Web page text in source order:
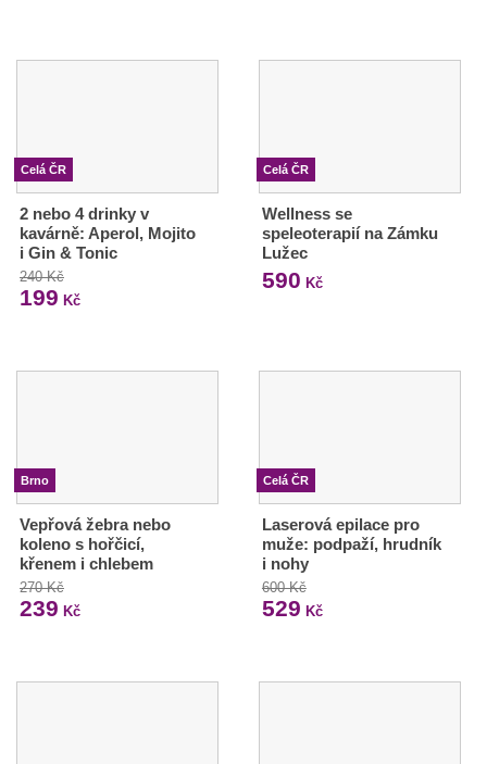
Celá ČR
2 nebo 4 drinky v
kavárně: Aperol, Mojito
i Gin & Tonic
240 Kč
199 Kč
Celá ČR
Wellness se
speleoterapií na Zámku
Lužec
590 Kč
Brno
Vepřová žebra nebo
koleno s hořčicí,
křenem i chlebem
270 Kč
239 Kč
Celá ČR
Laserová epilace pro
muže: podpaží, hrudník
i nohy
600 Kč
529 Kč